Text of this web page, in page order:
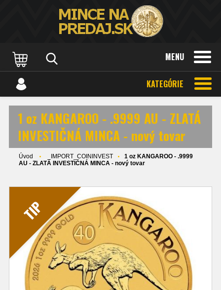
MENU
KATEGÓRIE
1 oz KANGAROO - .9999 AU - ZLATÁ
INVESTIČNÁ MINCA - nový tovar
Úvod _IMPORT_COININVEST
1 oz KANGAROO - .9999
AU - ZLATÁ INVESTIČNÁ MINCA - nový tovar
TIP